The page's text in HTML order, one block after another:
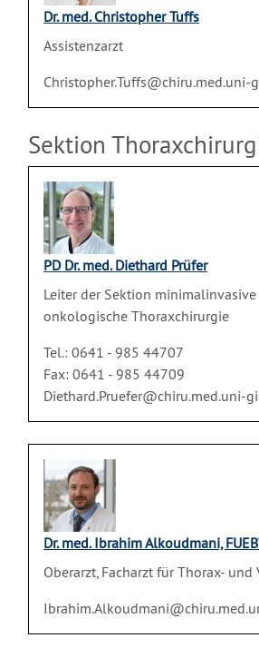
Dr. med. Christopher Tuffs
Assistenzarzt
Christopher.Tuffs@chiru.med.uni-
Sektion
PD Dr. med. Diethard Prüfer
Leiter der Sektion
onkologische Thoraxchirurgie
Tel.: 0641 - 985 44707
Fax: 0641 - 985 44709
Diethard.Pruefer@chiru.med.uni-
Dr. med. Ibrahim Alkoudmani,
Oberarzt, Facharzt für Thorax-